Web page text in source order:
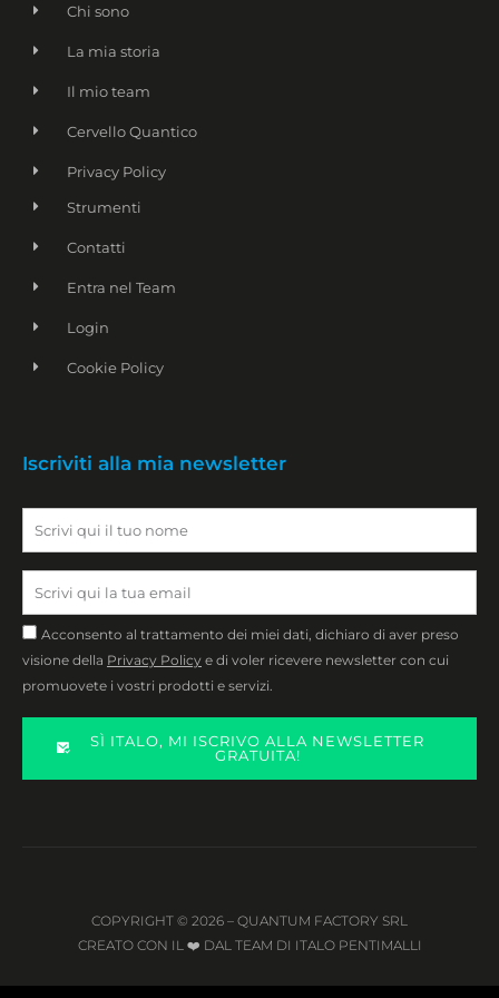
Chi sono
La mia storia
Il mio team
Cervello Quantico
Privacy Policy
Strumenti
Contatti
Entra nel Team
Login
Cookie Policy
Iscriviti alla mia newsletter
Email
Privacy
Acconsento al trattamento dei miei dati, dichiaro di aver preso
visione della Privacy Policy e di voler ricevere newsletter con cui
promuovete i vostri prodotti e servizi.
SÌ ITALO, MI ISCRIVO ALLA NEWSLETTER
GRATUITA!
COPYRIGHT © 2026 – QUANTUM FACTORY SRL
CREATO CON IL ❤️ DAL TEAM DI ITALO PENTIMALLI